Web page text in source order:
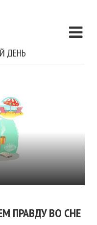
ДЕНЬ
ПРАВДУ ВО СНЕ